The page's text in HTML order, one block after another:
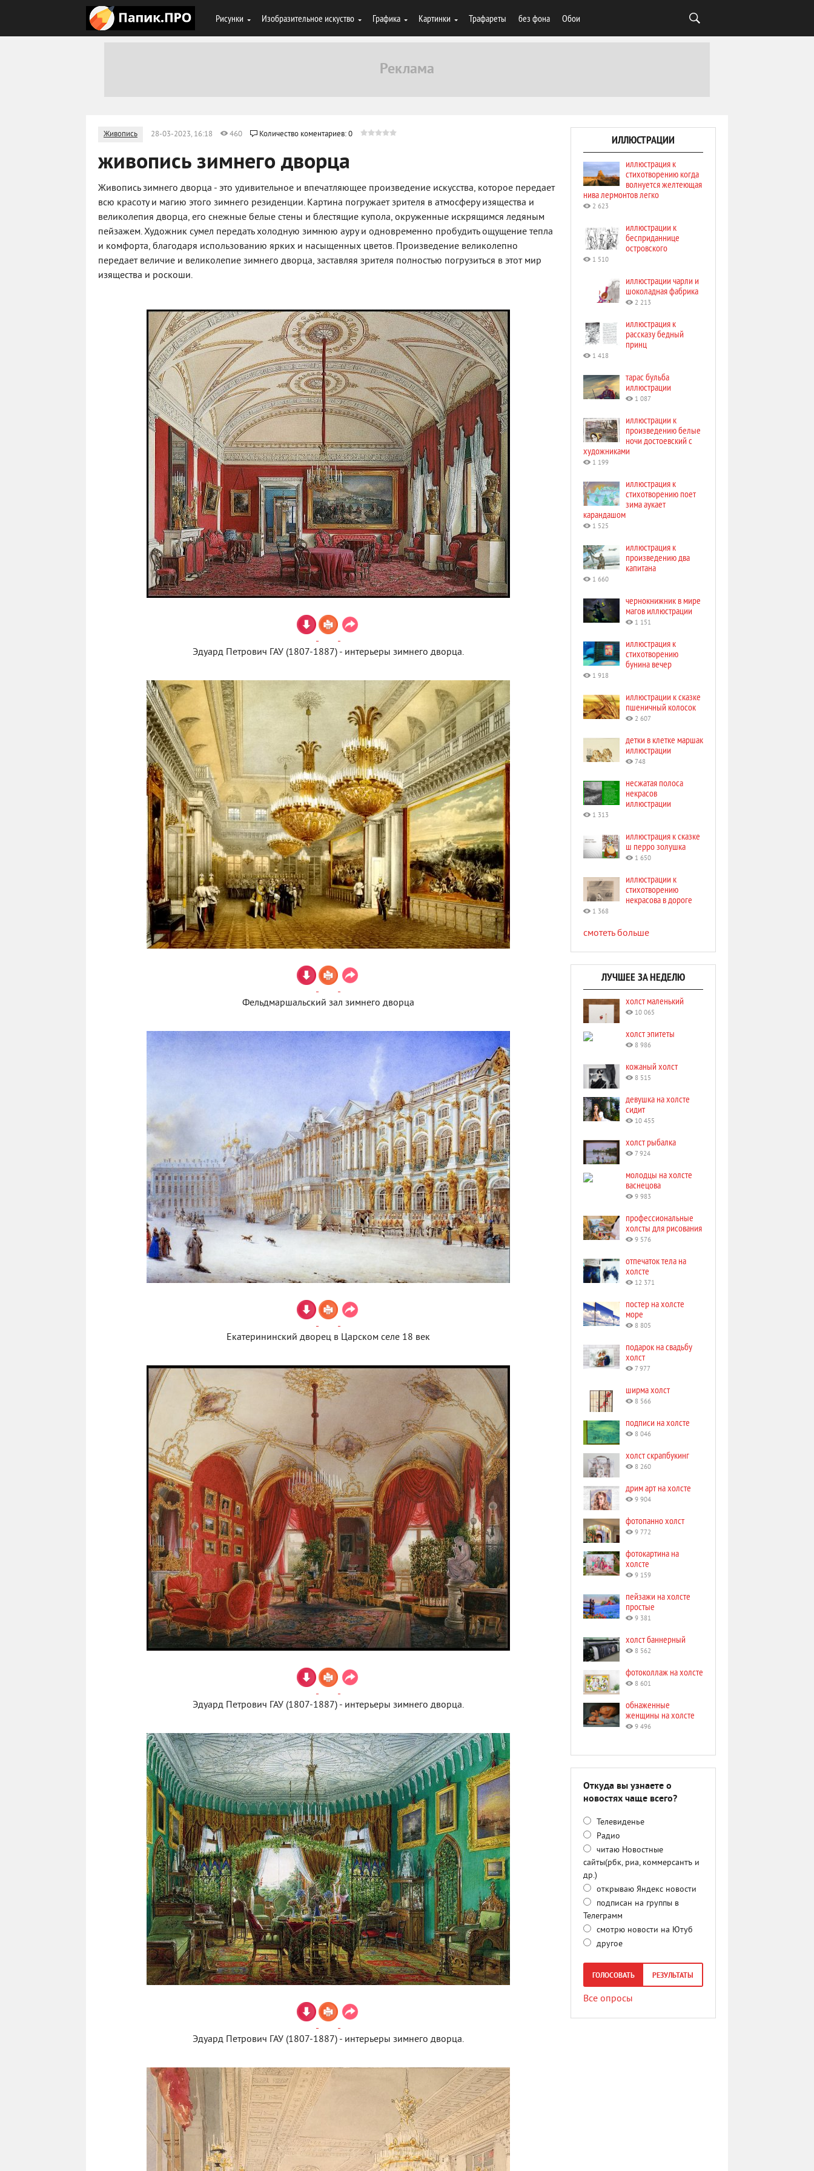
Рисунки Изобразительное искуство Графика Картинки Трафареты без фона Обои
Живопись 28-03-2023, 16:18 460 Количество коментариев: 0
живопись зимнего дворца
Живопись зимнего дворца - это удивительное и впечатляющее произведение искусства, которое передает
всю красоту и магию этого зимнего резиденции. Картина погружает зрителя в атмосферу изящества и
великолепия дворца, его снежные белые стены и блестящие купола, окруженные искрящимся ледяным
пейзажем. Художник сумел передать холодную зимнюю ауру и одновременно пробудить ощущение тепла
и комфорта, благодаря использованию ярких и насыщенных цветов. Произведение великолепно
передает величие и великолепие зимнего дворца, заставляя зрителя полностью погрузиться в этот мир
изящества и роскоши.
Эдуард Петрович ГАУ (1807-1887) - интерьеры зимнего дворца.
Фельдмаршальский зал зимнего дворца
Екатерининский дворец в Царском селе 18 век
Эдуард Петрович ГАУ (1807-1887) - интерьеры зимнего дворца.
Эдуард Петрович ГАУ (1807-1887) - интерьеры зимнего дворца.
ИЛЛЮСТРАЦИИ
иллюстрация к
стихотворению когда
волнуется желтеющая
нива лермонтов легко
2 623
иллюстрации к
бесприданнице
островского
1 510
иллюстрации чарли и
шоколадная фабрика
2 213
иллюстрация к
рассказу бедный
принц
1 418
тарас бульба
иллюстрации
1 087
иллюстрации к
произведению белые
ночи достоевский с
художниками
1 199
иллюстрация к
стихотворению поет
зима аукает
карандашом
1 525
иллюстрация к
произведению два
капитана
1 660
чернокнижник в мире
магов иллюстрации
1 151
иллюстрация к
стихотворению
бунина вечер
1 918
иллюстрации к сказке
пшеничный колосок
2 607
детки в клетке маршак
иллюстрации
748
несжатая полоса
некрасов
иллюстрации
1 313
иллюстрация к сказке
ш перро золушка
1 650
иллюстрации к
стихотворению
некрасова в дороге
1 368
смотеть больше
ЛУЧШЕЕ ЗА НЕДЕЛЮ
холст маленький
10 065
холст эпитеты
8 986
кожаный холст
8 515
девушка на холсте
сидит
10 455
холст рыбалка
7 924
молодцы на холсте
васнецова
9 983
профессиональные
холсты для рисования
9 576
отпечаток тела на
холсте
12 371
постер на холсте
море
8 805
подарок на свадьбу
холст
7 977
ширма холст
8 566
подписи на холсте
8 046
холст скрапбукинг
8 260
дрим арт на холсте
9 904
фотопанно холст
9 772
фотокартина на
холсте
9 159
пейзажи на холсте
простые
9 381
холст баннерный
8 562
фотоколлаж на холсте
8 601
обнаженные
женщины на холсте
9 496
Откуда вы узнаете о
новостях чаще всего?
Телевиденье
Радио
читаю Новостные
сайты(рбк, риа, коммерсантъ и
др.)
открываю Яндекс новости
подписан на группы в
Телеграмм
смотрю новости на Ютуб
другое
ГОЛОСОВАТЬ РЕЗУЛЬТАТЫ
Все опросы